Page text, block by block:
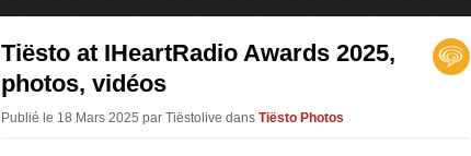
Tiësto at IHeartRadio Awards 2025,
photos, vidéos
Publié le 18 Mars 2025 par Tiëstolive dans Tiësto Photos